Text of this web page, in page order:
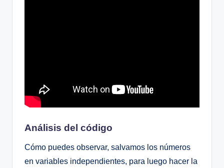
Análisis del código
Cómo puedes observar, salvamos los números
en variables independientes, para luego hacer la